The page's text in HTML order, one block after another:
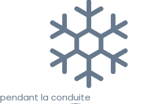
pendant la conduite